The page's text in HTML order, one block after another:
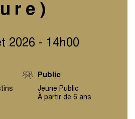
2026 - 14h00
Public
Jeune Public
À partir de 6 ans